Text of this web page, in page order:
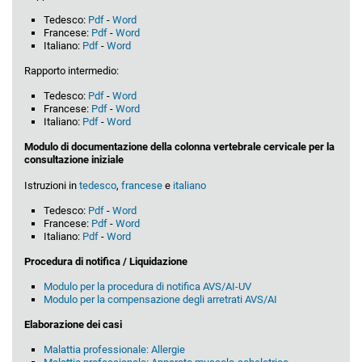
Tedesco: Pdf - Word
Francese: Pdf - Word
Italiano: Pdf - Word
Rapporto intermedio:
Tedesco: Pdf - Word
Francese: Pdf - Word
Italiano: Pdf - Word
Modulo di documentazione della colonna vertebrale cervicale per la
consultazione iniziale
Istruzioni in tedesco, francese e italiano
Tedesco: Pdf - Word
Francese: Pdf - Word
Italiano: Pdf - Word
Procedura di notifica / Liquidazione
Modulo per la procedura di notifica AVS/AI-UV
Modulo per la compensazione degli arretrati AVS/AI
Elaborazione dei casi
Malattia professionale: Allergie